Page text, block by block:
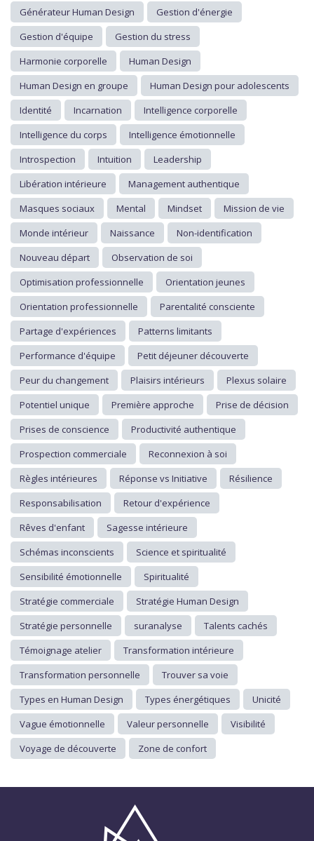
Générateur Human Design
Gestion d'énergie
Gestion d'équipe
Gestion du stress
Harmonie corporelle
Human Design
Human Design en groupe
Human Design pour adolescents
Identité
Incarnation
Intelligence corporelle
Intelligence du corps
Intelligence émotionnelle
Introspection
Intuition
Leadership
Libération intérieure
Management authentique
Masques sociaux
Mental Mindset
Mission de vie
Monde intérieur
Naissance
Non-identification
Nouveau départ
Observation de soi
Optimisation professionnelle
Orientation jeunes
Orientation professionnelle
Parentalité consciente
Partage d'expériences
Patterns limitants
Performance d'équipe
Petit déjeuner découverte
Peur du changement
Plaisirs intérieurs
Plexus solaire
Potentiel unique
Première approche
Prise de décision
Prises de conscience
Productivité authentique
Prospection commerciale
Reconnexion à soi
Règles intérieures
Réponse vs Initiative
Résilience
Responsabilisation
Retour d'expérience
Rêves d'enfant
Sagesse intérieure
Schémas inconscients
Science et spiritualité
Sensibilité émotionnelle
Spiritualité
Stratégie commerciale
Stratégie Human Design
Stratégie personnelle
suranalyse
Talents cachés
Témoignage atelier
Transformation intérieure
Transformation personnelle
Trouver sa voie
Types en Human Design
Types énergétiques
Unicité
Vague émotionnelle
Valeur personnelle
Visibilité
Voyage de découverte
Zone de confort